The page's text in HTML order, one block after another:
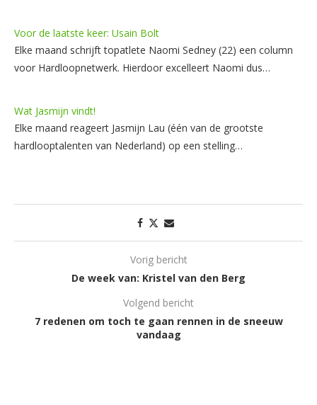
Voor de laatste keer: Usain Bolt
Elke maand schrijft topatlete Naomi Sedney (22) een column
voor Hardloopnetwerk. Hierdoor excelleert Naomi dus…
Wat Jasmijn vindt!
Elke maand reageert Jasmijn Lau (één van de grootste
hardlooptalenten van Nederland) op een stelling…
Vorig bericht
De week van: Kristel van den Berg
Volgend bericht
7 redenen om toch te gaan rennen in de sneeuw
vandaag